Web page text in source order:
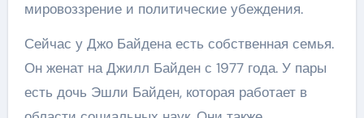
мировоззрение и политические убеждения.
Сейчас у Джо Байдена есть собственная семья.
Он женат на Джилл Байден с 1977 года. У пары
есть дочь Эшли Байден, которая работает в